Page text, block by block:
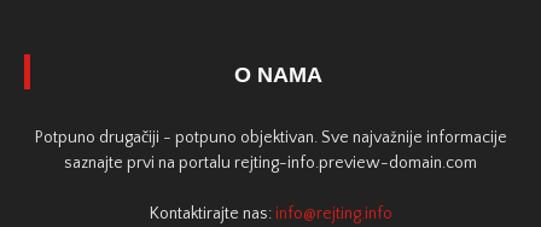
O NAMA
Potpuno drugačiji - potpuno objektivan. Sve najvažnije informacije
saznajte prvi na portalu rejting-info.preview-domain.com
Kontaktirajte nas: info@rejting.info